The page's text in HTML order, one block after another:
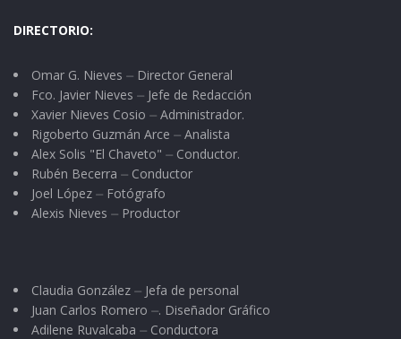
DIRECTORIO:
Omar G. Nieves ⏤ Director General
Fco. Javier Nieves ⏤ Jefe de Redacción
Xavier Nieves Cosio ⏤ Administrador.
Rigoberto Guzmán Arce ⏤ Analista
Alex Solis "El Chaveto" ⏤ Conductor.
Rubén Becerra ⏤ Conductor
Joel López ⏤ Fotógrafo
Alexis Nieves ⏤ Productor
Claudia González ⏤ Jefa de personal
Juan Carlos Romero ⏤. Diseñador Gráfico
Adilene Ruvalcaba ⏤ Conductora